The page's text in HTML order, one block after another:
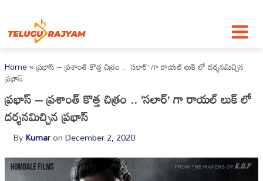
Home»ప్రభాస్ – ప్రశాంత్ కొత్త చిత్రం .. ‘సలార్’ గా రాయల్ లుక్ లో దర్శనమిచ్చిన
ప్రభాస్
ప్రభాస్ – ప్రశాంత్ కొత్త చిత్రం .. ‘సలార్’ గా రాయల్ లుక్ లో
దర్శనమిచ్చిన ప్రభాస్
ByKumaronDecember 2, 2020